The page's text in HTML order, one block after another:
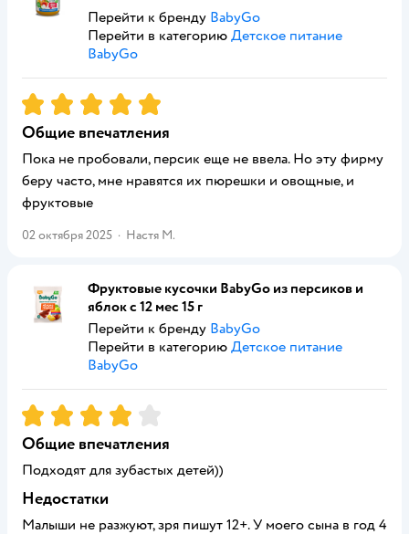
Перейти к бренду BabyGo
Перейти в категорию Детское питание
BabyGo
Рейтинг:5
Общие впечатления
Пока не пробовали, персик еще не ввела. Но эту фирму
беру часто, мне нравятся их пюрешки и овощные, и
фруктовые
02 октября 2025 · Настя М.
Фруктовые кусочки BabyGo из персиков и
яблок с 12 мес 15 г
Перейти к бренду BabyGo
Перейти в категорию Детское питание
BabyGo
Рейтинг:4
Общие впечатления
Подходят для зубастых детей))
Недостатки
Малыши не разжуют, зря пишут 12+. У моего сына в год 4